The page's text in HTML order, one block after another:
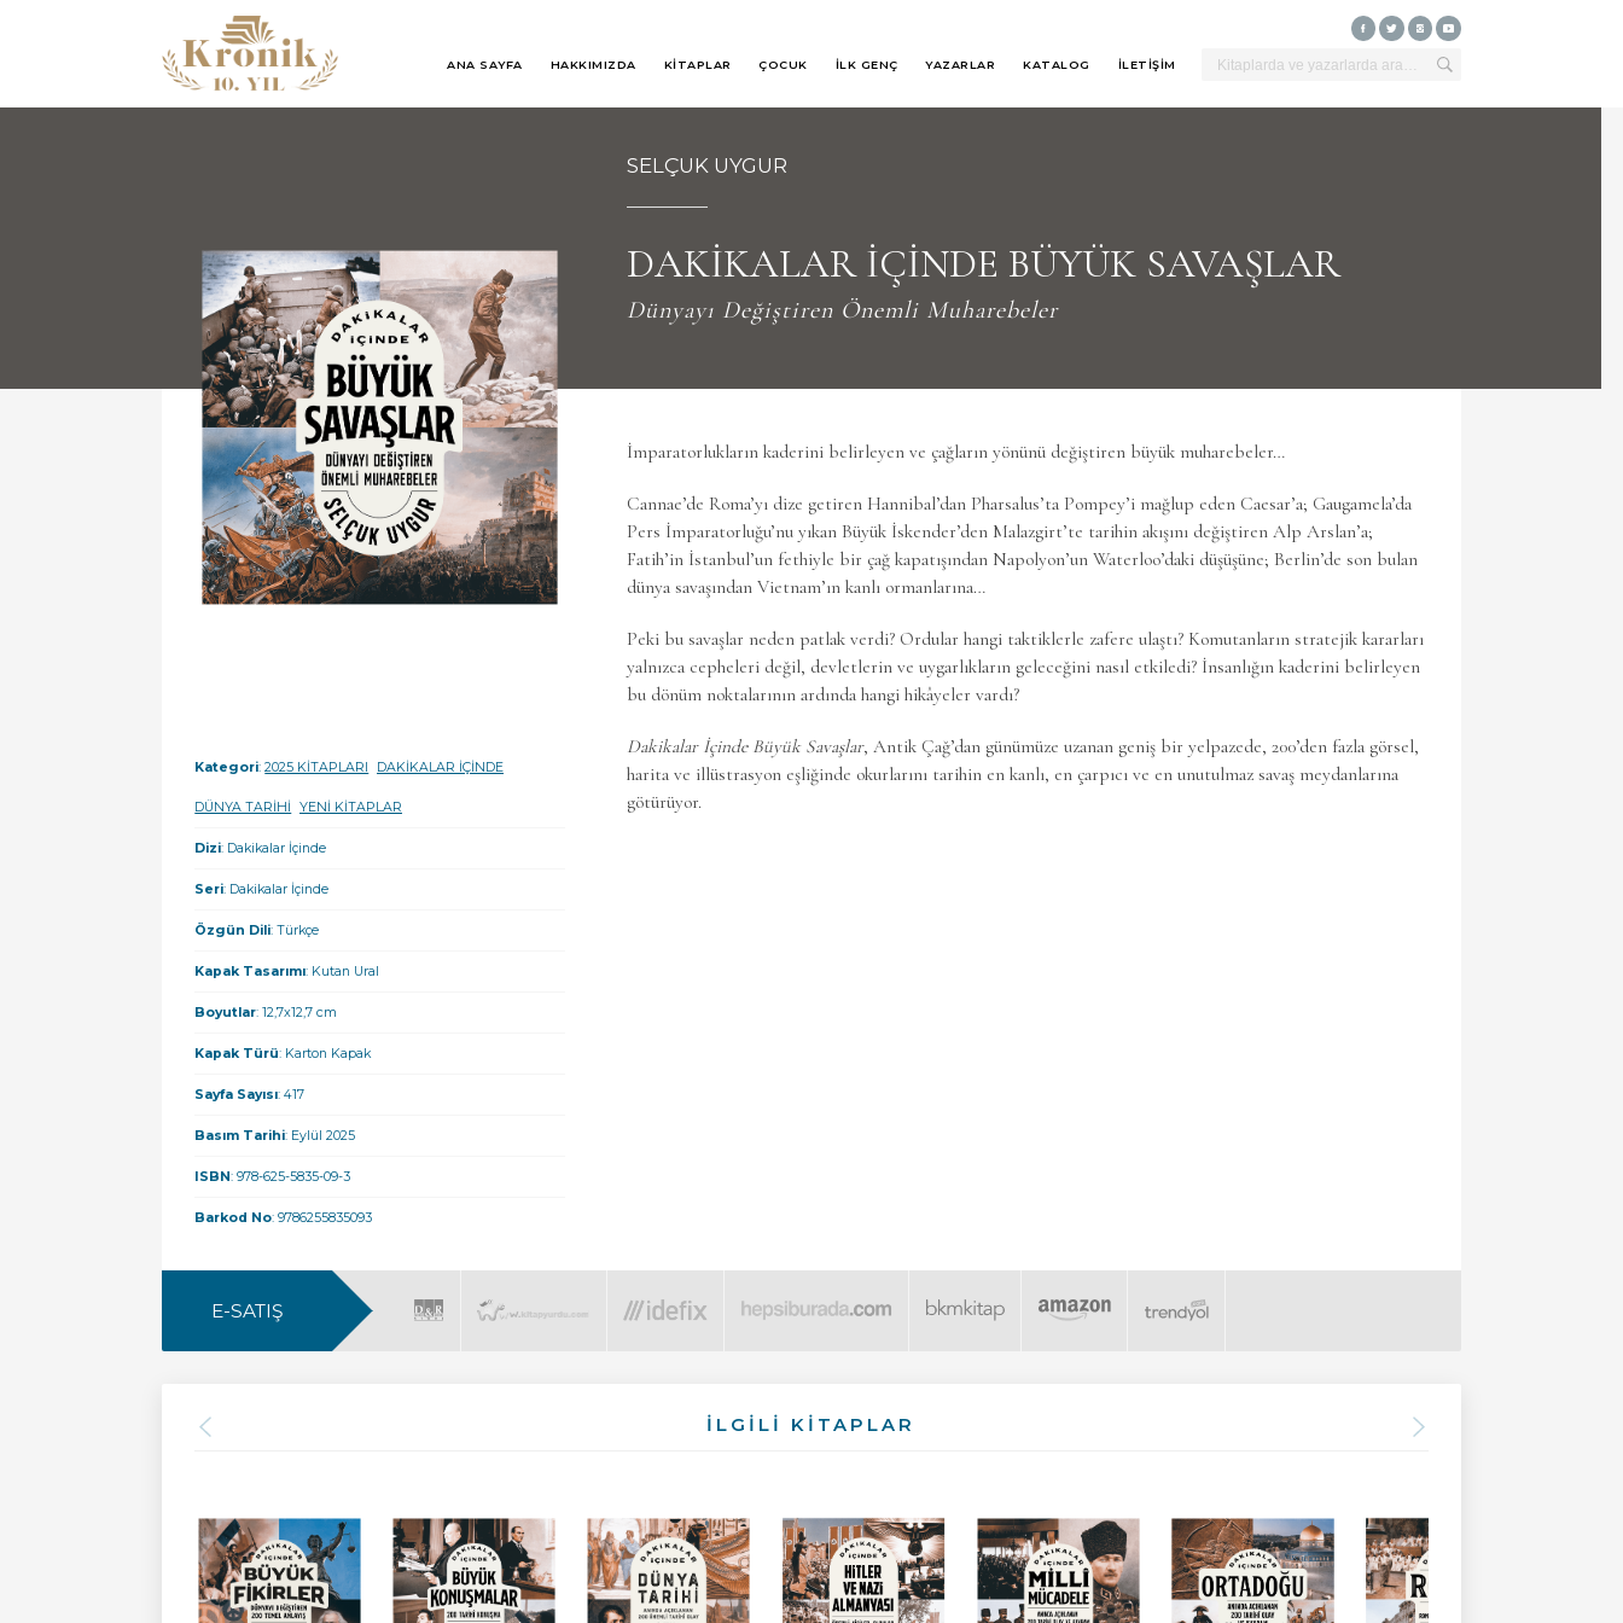
ANA SAYFA HAKKIMIZDA KİTAPLAR ÇOCUK İLK GENÇ YAZARLAR KATALOG İLETİŞİM
SELÇUK UYGUR
DAKİKALAR İÇİNDE BÜYÜK SAVAŞLAR
Dünyayı Değiştiren Önemli Muharebeler
İmparatorlukların kaderini belirleyen ve çağların yönünü değiştiren büyük muharebeler…
Cannae’de Roma’yı dize getiren Hannibal’dan Pharsalus’ta Pompey’i mağlup eden Caesar’a; Gaugamela’da
Pers İmparatorluğu’nu yıkan Büyük İskender’den Malazgirt’te tarihin akışını değiştiren Alp Arslan’a;
Fatih’in İstanbul’un fethiyle bir çağ kapatışından Napolyon’un Waterloo’daki düşüşüne; Berlin’de son bulan
dünya savaşından Vietnam’ın kanlı ormanlarına…
Peki bu savaşlar neden patlak verdi? Ordular hangi taktiklerle zafere ulaştı? Komutanların stratejik kararları
yalnızca cepheleri değil, devletlerin ve uygarlıkların geleceğini nasıl etkiledi? İnsanlığın kaderini belirleyen
bu dönüm noktalarının ardında hangi hikâyeler vardı?
Dakikalar İçinde Büyük Savaşlar, Antik Çağ’dan günümüze uzanan geniş bir yelpazede, 200’den fazla görsel,
harita ve illüstrasyon eşliğinde okurlarını tarihin en kanlı, en çarpıcı ve en unutulmaz savaş meydanlarına
götürüyor.
Kategori:2025 KİTAPLARI DAKİKALAR İÇİNDE
DÜNYA TARİHİ YENİ KİTAPLAR
Dizi: Dakikalar İçinde
Seri: Dakikalar İçinde
Özgün Dili: Türkçe
Kapak Tasarımı: Kutan Ural
Boyutlar: 12,7x12,7 cm
Kapak Türü: Karton Kapak
Sayfa Sayısı: 417
Basım Tarihi: Eylül 2025
ISBN: 978-625-5835-09-3
Barkod No: 9786255835093
E-SATIŞ
İLGİLİ KİTAPLAR